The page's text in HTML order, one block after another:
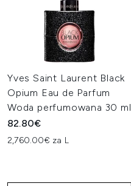
Yves Saint Laurent Black
Opium Eau de Parfum
Woda perfumowana 30 ml
82.80€
2,760.00€ za L